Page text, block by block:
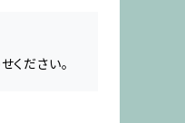
ください。